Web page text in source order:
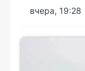
вчера, 19:28